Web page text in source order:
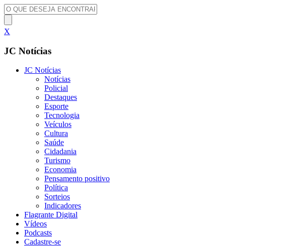
X
JC Notícias
JC Notícias
Notícias
Policial
Destaques
Esporte
Tecnologia
Veículos
Cultura
Saúde
Cidadania
Turismo
Economia
Pensamento positivo
Política
Sorteios
Indicadores
Flagrante Digital
Vídeos
Podcasts
Cadastre-se